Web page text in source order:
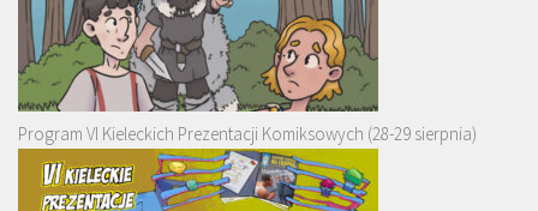
Program VI Kieleckich Prezentacji Komiksowych (28-29 sierpnia)